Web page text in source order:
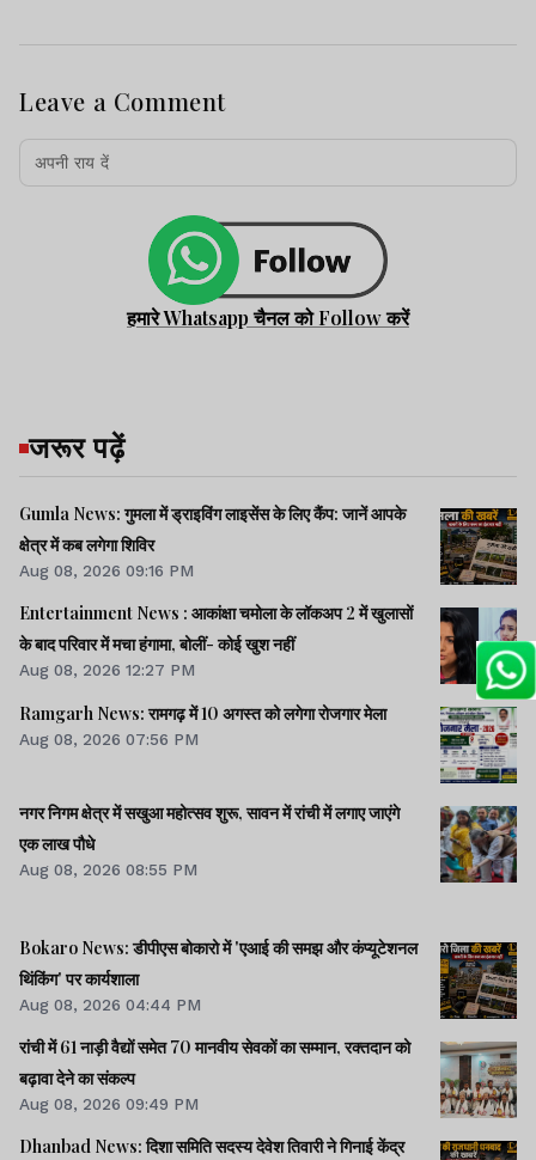
Leave a Comment
हमारे Whatsapp चैनल को Follow करें
जरूर पढ़ें
Gumla News: गुमला में ड्राइविंग लाइसेंस के लिए कैंप: जानें आपके
क्षेत्र में कब लगेगा शिविर
Aug 08, 2026 09:16 PM
Entertainment News : आकांक्षा चमोला के लॉकअप 2 में खुलासों
के बाद परिवार में मचा हंगामा, बोलीं- कोई खुश नहीं
Aug 08, 2026 12:27 PM
Ramgarh News: रामगढ़ में 10 अगस्त को लगेगा रोजगार मेला
Aug 08, 2026 07:56 PM
नगर निगम क्षेत्र में सखुआ महोत्सव शुरू, सावन में रांची में लगाए जाएंगे
एक लाख पौधे
Aug 08, 2026 08:55 PM
Bokaro News: डीपीएस बोकारो में 'एआई की समझ और कंप्यूटेशनल
थिंकिंग' पर कार्यशाला
Aug 08, 2026 04:44 PM
रांची में 61 नाड़ी वैद्यों समेत 70 मानवीय सेवकों का सम्मान, रक्तदान को
बढ़ावा देने का संकल्प
Aug 08, 2026 09:49 PM
Dhanbad News: दिशा समिति सदस्य देवेश तिवारी ने गिनाई केंद्र